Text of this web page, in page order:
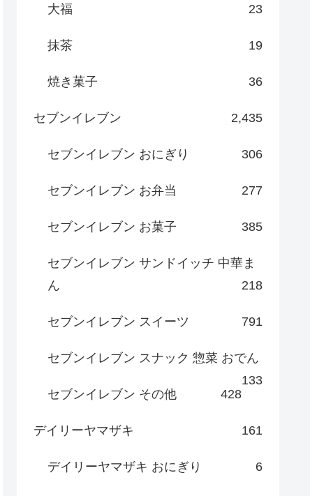
大福 23
抹茶 19
焼き菓子 36
セブンイレブン 2,435
セブンイレブン おにぎり 306
セブンイレブン お弁当 277
セブンイレブン お菓子 385
セブンイレブン サンドイッチ 中華ま
ん
218
セブンイレブン スイーツ 791
セブンイレブン スナック 惣菜 おでん
133
セブンイレブン その他
428
デイリーヤマザキ 161
デイリーヤマザキ おにぎり 6